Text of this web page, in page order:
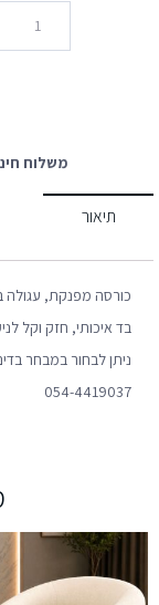
משלוח חינם
תיאור
כורסה מפנקת, עגולה
בד איכותי, חזק וקל
ניתן לבחור במבחר
054-4419037